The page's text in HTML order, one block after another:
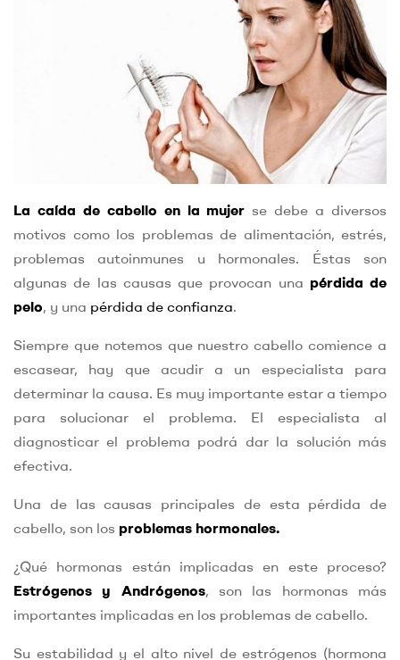
La caída de cabello en la mujer se debe a diversos
motivos como los problemas de alimentación, estrés,
problemas autoinmunes u hormonales. Éstas son
algunas de las causas que provocan una pérdida de
pelo, y una pérdida de confianza.
Siempre que notemos que nuestro cabello comience a
escasear, hay que acudir a un especialista para
determinar la causa. Es muy importante estar a tiempo
para solucionar el problema. El especialista al
diagnosticar el problema podrá dar la solución más
efectiva.
Una de las causas principales de esta pérdida de
cabello, son los problemas hormonales.
¿Qué hormonas están implicadas en este proceso?
Estrógenos y Andrógenos, son las hormonas más
importantes implicadas en los problemas de cabello.
Su estabilidad y el alto nivel de estrógenos (hormona